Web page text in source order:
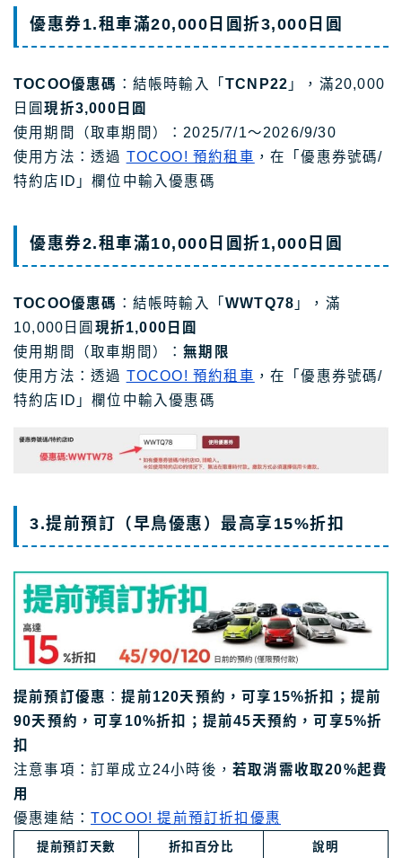
優惠券1.租車滿20,000日圓折3,000 日圓
TOCOO優惠碼 ：結帳時輸入「TCNP22 」，滿20,000
日圓現折3,000日圓
使用期間（取車期間）：2025/7/1～2026/9/30
使用方法：透過 TOCOO! 預約租車 ，在「優惠券號碼/
特約店ID」欄位中輸入優惠碼
優惠券2.租車滿10,000日圓折1,000 日圓
TOCOO優惠碼 ：結帳時輸入「WWTQ78 」，滿
10,000日圓 現折1,000日圓
使用期間（取車期間）：無期限
使用方法：透過 TOCOO! 預約租車 ，在「優惠券號碼/
特約店ID」欄位中輸入優惠碼
3.提前預訂（早鳥優惠）最高享15%折扣
提前預訂優惠 ：提前120天預約，可享15%折扣；提前
90天預約，可享10%折扣；提前45天預約，可享5%折
扣
注意事項：訂單成立24小時後， 若取消需收取20%起費
用
優惠連結： TOCOO! 提前預訂折扣優惠
提前預訂天數 折扣百分比 說明